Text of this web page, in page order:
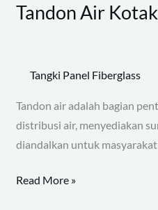
Tandon Air
Tangki Panel Fiberglass
Tandon air adalah bagian
distribusi air, menyediakan
diandalkan untuk
Read More »